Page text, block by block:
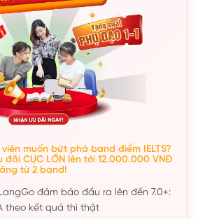
muốn bứt phá band điểm IELTS?
CỰC LỚN lên tới 12.000.000 VNĐ
từ 2 band!
đảm bảo đầu ra lên đến 7.0+:
theo kết quả thi thật